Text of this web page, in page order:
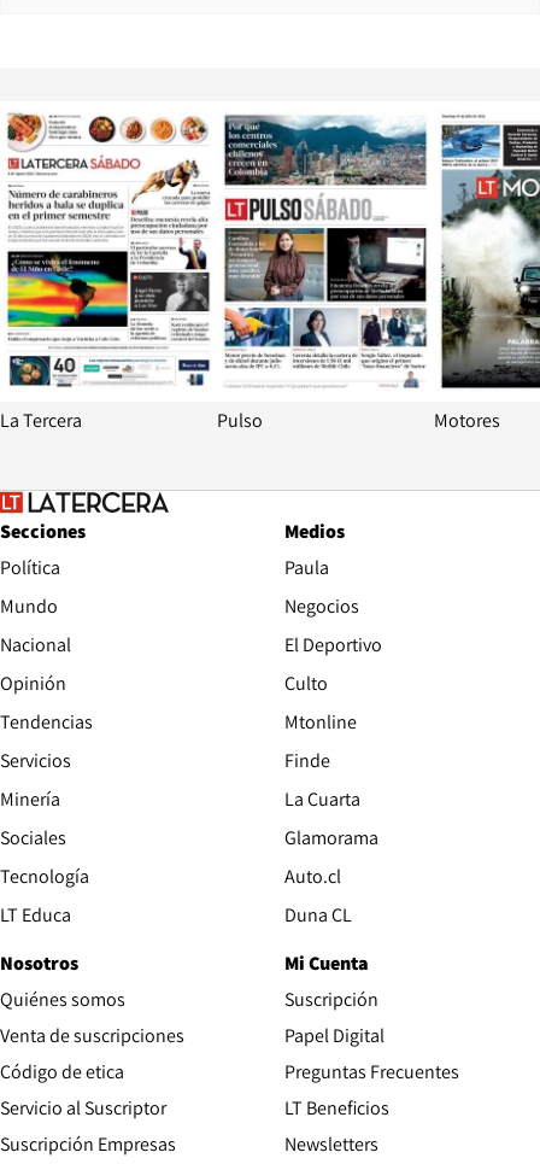
Opens in new window
La Tercera
Opens in
Pulso Motores
Secciones
Política
Mundo
Nacional
Opinión
Tendencias
Servicios
Minería
Sociales
Tecnología
LT Educa
Medios
Paula
Negocios
El Deportivo
Culto
Mtonline
Finde
La Cuarta
Glamorama
Auto.cl
Duna CL
Nosotros
Quiénes somos
Venta de suscripciones
Código de etica Opens in new window
Servicio al Suscriptor
Suscripción Empresas
Mi Cuenta
Suscripción
Papel Digital
Preguntas Frecuentes
LT Beneficios
Newsletters